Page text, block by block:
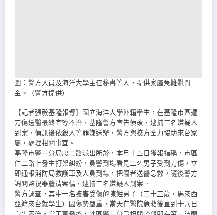
圖：警方人員及海洋大學主任秘書等人，提供家屬急難慰問
金。（警方提供）
【記者張毅基隆報導】國立海洋大學外籍學生，在基隆市區遭
刀傷送醫最終宜導不治，基隆警方宣告偵破，逮捕三名嫌疑人
到案，偵訊後依殺人等罪嫌送辦，警方與校方全力協助來台家
屬，處理相關事宜。
基隆市警一分局忠二路派出所於，本月十五日獲報指稱，市區
仁二路上發生打架糾紛，員警到場看見二名男子受到刀傷，立
即通報消防局救護車及人員到場，把傷者送醫急救，隨後警方
調閱監視器釐清案情，逮捕三名嫌疑人到案。
警方調查，其中一名被害受傷的陳姓男子（二十三歲，馬來西
亞籍來台就學生）因傷勢嚴重，當天在醫院急救後直到十八日